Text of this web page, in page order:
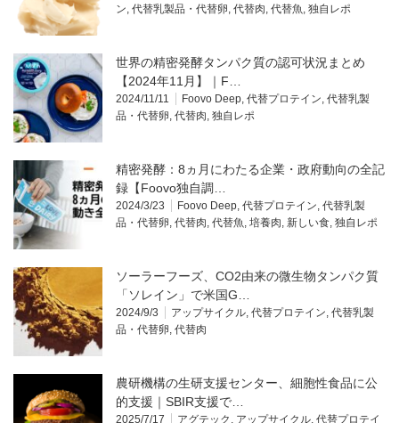
ン, 代替乳製品・代替卵, 代替肉, 代替魚, 独自レポ
世界の精密発酵タンパク質の認可状況まとめ
【2024年11月】｜F…
2024/11/11 Foovo Deep, 代替プロテイン, 代替乳製
品・代替卵, 代替肉, 独自レポ
精密発酵：8ヵ月にわたる企業・政府動向の全記
録【Foovo独自調…
2024/3/23 Foovo Deep, 代替プロテイン, 代替乳製
品・代替卵, 代替肉, 代替魚, 培養肉, 新しい食, 独自レポ
ソーラーフーズ、CO2由来の微生物タンパク質
「ソレイン」で米国G…
2024/9/3 アップサイクル, 代替プロテイン, 代替乳製
品・代替卵, 代替肉
農研機構の生研支援センター、細胞性食品に公
的支援｜SBIR支援で…
2025/7/17 アグテック , アップサイクル, 代替プロテイ